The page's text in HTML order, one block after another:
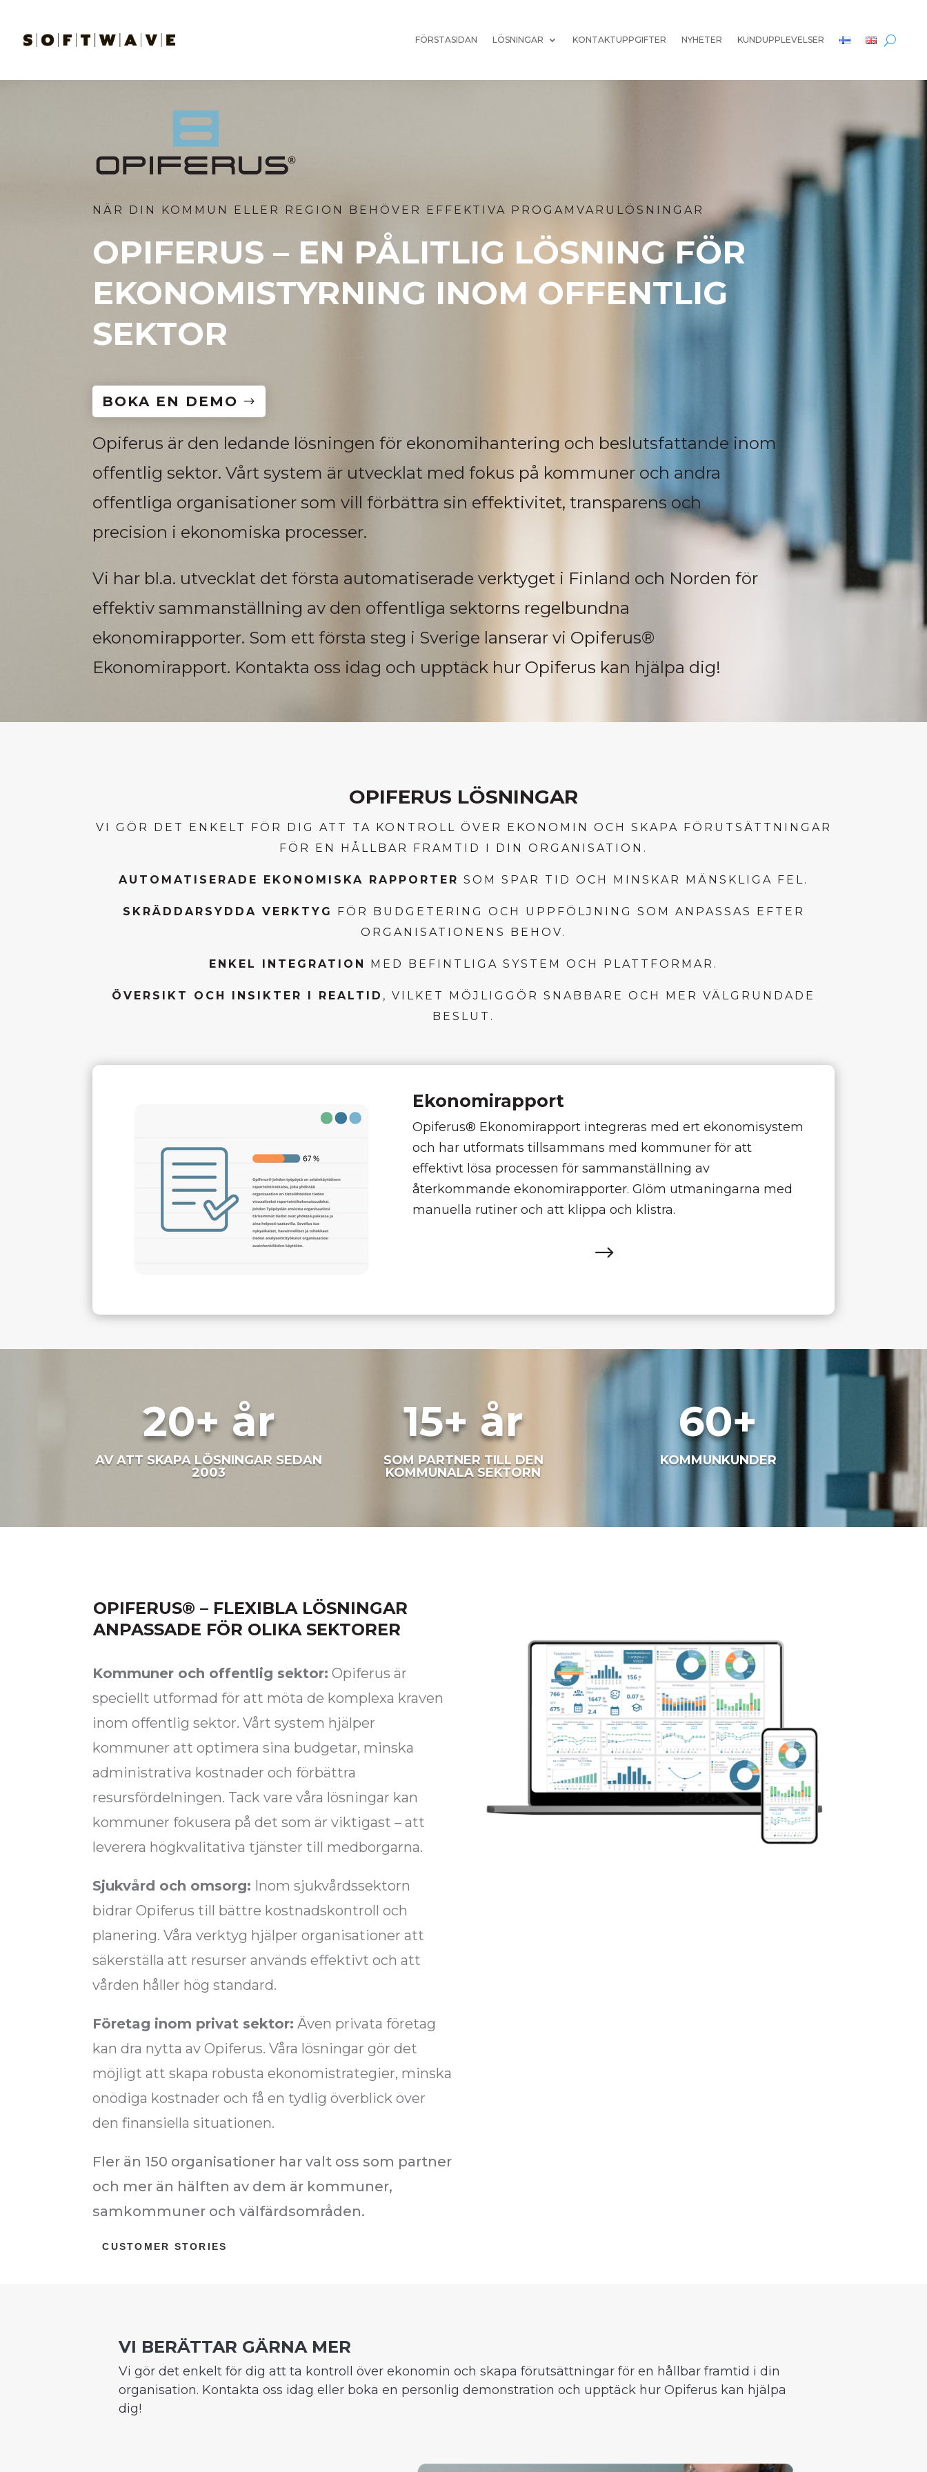
FÖRSTASIDAN LÖSNINGAR KONTAKTUPPGIFTER NYHETER KUNDUPPLEVELSER
NÄR DIN KOMMUN ELLER REGION BEHÖVER EFFEKTIVA PROGAMVARULÖSNINGAR
OPIFERUS – EN PÅLITLIG LÖSNING FÖR
EKONOMISTYRNING INOM OFFENTLIG
SEKTOR
BOKA EN DEMO
Opiferus är den ledande lösningen för ekonomihantering och beslutsfattande inom
offentlig sektor. Vårt system är utvecklat med fokus på kommuner och andra
offentliga organisationer som vill förbättra sin effektivitet, transparens och
precision i ekonomiska processer.
Vi har bl.a. utvecklat det första automatiserade verktyget i Finland och Norden för
effektiv sammanställning av den offentliga sektorns regelbundna
ekonomirapporter. Som ett första steg i Sverige lanserar vi Opiferus®
Ekonomirapport. Kontakta oss idag och upptäck hur Opiferus kan hjälpa dig!
OPIFERUS LÖSNINGAR
VI GÖR DET ENKELT FÖR DIG ATT TA KONTROLL ÖVER EKONOMIN OCH SKAPA FÖRUTSÄTTNINGAR
FÖR EN HÅLLBAR FRAMTID I DIN ORGANISATION.
AUTOMATISERADE EKONOMISKA RAPPORTER SOM SPAR TID OCH MINSKAR MÄNSKLIGA FEL.
SKRÄDDARSYDDA VERKTYG
FÖR BUDGETERING OCH UPPFÖLJNING SOM ANPASSAS EFTER
ORGANISATIONENS BEHOV.
ENKEL INTEGRATION MED BEFINTLIGA SYSTEM OCH PLATTFORMAR.
ÖVERSIKT OCH INSIKTER I REALTID , VILKET MÖJLIGGÖR SNABBARE OCH MER VÄLGRUNDADE
BESLUT.
Ekonomirapport
Opiferus® Ekonomirapport integreras med ert ekonomisystem
och har utformats tillsammans med kommuner för att
effektivt lösa processen för sammanställning av
återkommande ekonomirapporter. Glöm utmaningarna med
manuella rutiner och att klippa och klistra.
$
20+ år
AV ATT SKAPA LÖSNINGAR SEDAN
2003
15+ år
SOM PARTNER TILL DEN
KOMMUNALA SEKTORN
60+
KOMMUNKUNDER
OPIFERUS® – FLEXIBLA LÖSNINGAR
ANPASSADE FÖR OLIKA SEKTORER
Kommuner och offentlig sektor: Opiferus är
speciellt utformad för att möta de komplexa kraven
inom offentlig sektor. Vårt system hjälper
kommuner att optimera sina budgetar, minska
administrativa kostnader och förbättra
resursfördelningen. Tack vare våra lösningar kan
kommuner fokusera på det som är viktigast – att
leverera högkvalitativa tjänster till medborgarna.
Sjukvård och omsorg: Inom sjukvårdssektorn
bidrar Opiferus till bättre kostnadskontroll och
planering. Våra verktyg hjälper organisationer att
säkerställa att resurser används effektivt och att
vården håller hög standard.
Företag inom privat sektor: Även privata företag
kan dra nytta av Opiferus. Våra lösningar gör det
möjligt att skapa robusta ekonomistrategier, minska
onödiga kostnader och få en tydlig överblick över
den finansiella situationen.
Fler än 150 organisationer har valt oss som partner
och mer än hälften av dem är kommuner,
samkommuner och välfärdsområden.
CUSTOMER STORIES
VI BERÄTTAR GÄRNA MER
Vi gör det enkelt för dig att ta kontroll över ekonomin och skapa förutsättningar för en hållbar framtid i din
organisation. Kontakta oss idag eller boka en personlig demonstration och upptäck hur Opiferus kan hjälpa
dig!